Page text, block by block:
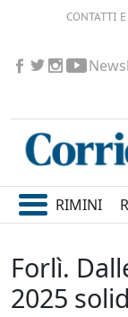
CONTATTI
RIMINI
Forlì.
2025